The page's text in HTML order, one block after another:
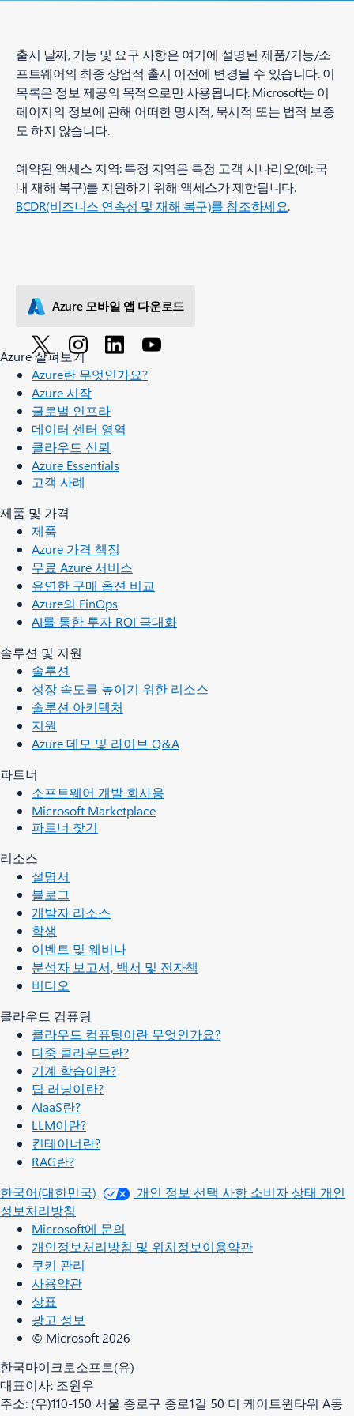
출시 날짜, 기능 및 요구 사항은 여기에 설명된 제품/기능/소
프트웨어의 최종 상업적 출시 이전에 변경될 수 있습니다. 이
목록은 정보 제공의 목적으로만 사용됩니다. Microsoft는 이
페이지의 정보에 관해 어떠한 명시적, 묵시적 또는 법적 보증
도 하지 않습니다.
예약된 액세스 지역: 특정 지역은 특정 고객 시나리오(예: 국
내 재해 복구)를 지원하기 위해 액세스가 제한됩니다.
BCDR(비즈니스 연속성 및 재해 복구)를 참조하세요.
Azure 모바일 앱 다운로드
Azure 살펴보기
Azure란 무엇인가요?
Azure 시작
글로벌 인프라
데이터 센터 영역
클라우드 신뢰
Azure Essentials
고객 사례
제품 및 가격
제품
Azure 가격 책정
무료 Azure 서비스
유연한 구매 옵션 비교
Azure의 FinOps
AI를 통한 투자 ROI 극대화
솔루션 및 지원
솔루션
성장 속도를 높이기 위한 리소스
솔루션 아키텍처
지원
Azure 데모 및 라이브 Q&A
파트너
소프트웨어 개발 회사용
Microsoft Marketplace
파트너 찾기
리소스
설명서
블로그
개발자 리소스
학생
이벤트 및 웨비나
분석자 보고서, 백서 및 전자책
비디오
클라우드 컴퓨팅
클라우드 컴퓨팅이란 무엇인가요?
다중 클라우드란?
기계 학습이란?
딥 러닝이란?
AIaaS란?
LLM이란?
컨테이너란?
RAG란?
한국어(대한민국)
개인 정보 선택 사항 소비자 상태 개인
정보처리방침
Microsoft에 문의
개인정보처리방침 및 위치정보이용약관
쿠키 관리
사용약관
상표
광고 정보
© Microsoft 2026
한국마이크로소프트(유)
대표이사: 조원우
주소: (우)110-150 서울 종로구 종로1길 50 더 케이트윈타워 A동